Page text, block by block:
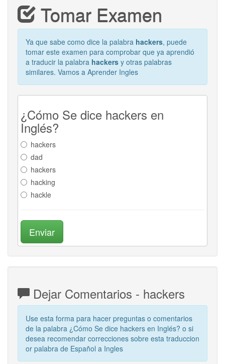
Tomar Examen
Ya que sabe como dice la palabra hackers, puede
tomar este examen para comprobar que ya aprendió
a traducir la palabra hackers y otras palabras
similares. Vamos a Aprender Ingles
¿Cómo Se dice hackers en
Inglés?
hackers
dad
hackers
hacking
hackle
Enviar
Dejar Comentarios - hackers
Use esta forma para hacer preguntas o comentarios
de la palabra ¿Cómo Se dice hackers en Inglés? o si
desea recomendar correcciones sobre esta traduccion
or palabra de Español a Ingles